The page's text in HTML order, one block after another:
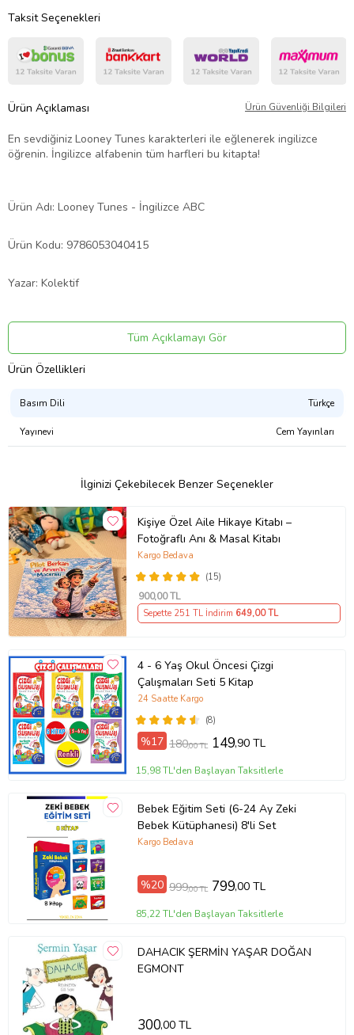
Taksit Seçenekleri
Ürün Açıklaması Ürün Güvenliği Bilgileri
En sevdiğiniz Looney Tunes karakterleri ile eğlenerek ingilizce
öğrenin. İngilizce alfabenin tüm harfleri bu kitapta!
Ürün Adı: Looney Tunes - İngilizce ABC
Ürün Kodu: 9786053040415
Yazar: Kolektif
Basım Yılı: 2016
Kapak Türü: Karton Kapak
Sayfa Sayısı: 48
Kağıt Cinsi: 1. Hamur
Tüm Açıklamayı Gör
Ürün Özellikleri
Basım Dili Türkçe
Yayınevi Cem Yayınları
İlginizi Çekebilecek Benzer Seçenekler
Kişiye Özel Aile Hikaye Kitabı –
Fotoğraflı Anı & Masal Kitabı
(15)
Kargo Bedava
900,00 TL
Sepette 251 TL İndirim 649,00 TL
4 - 6 Yaş Okul Öncesi Çizgi
Çalışmaları Seti 5 Kitap
(8)
24 Saatte Kargo
%17 180,00 TL 149,90 TL
15,98 TL'den Başlayan Taksitlerle
Bebek Eğitim Seti (6-24 Ay Zeki
Bebek Kütüphanesi) 8'li Set
Kargo Bedava
%20 999,00 TL 799,00 TL
85,22 TL'den Başlayan Taksitlerle
DAHACIK ŞERMİN YAŞAR DOĞAN
EGMONT
300,00 TL